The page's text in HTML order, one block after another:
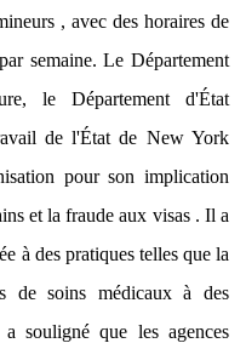
, avec des horaires de
semaine. Le Département
le Département d'État
de l'État de New York
pour son implication
et la fraude aux visas . Il a
à des pratiques telles que la
de soins médicaux à des
souligné que les agences